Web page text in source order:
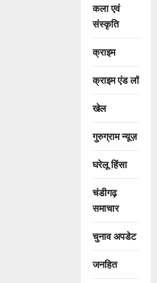
कला एवं
संस्कृति
क्राइम
क्राइम एंड लॉ
खेल
गुरुग्राम न्यूज़
घरेलू हिंसा
चंडीगढ़
समाचार
चुनाव अपडेट
जनहित